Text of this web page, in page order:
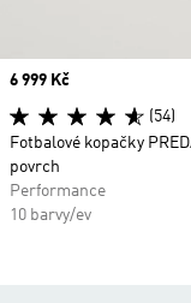
Price
6 999 Kč
(54)
Fotbalové kopačky
povrch
Performance
10 barvy/ev